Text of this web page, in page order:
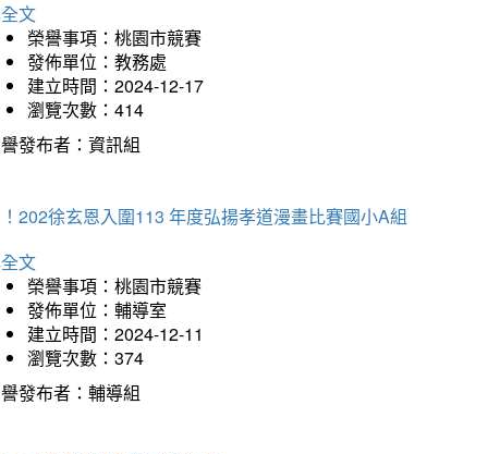
文
榮譽事項：桃園市競賽
發佈單位：教務處
建立時間：2024-12-17
瀏覽次數：414
發布者：資訊組
202徐玄恩入圍113 年度弘揚孝道漫畫比賽國小A組
文
榮譽事項：桃園市競賽
發佈單位：輔導室
建立時間：2024-12-11
瀏覽次數：374
發布者：輔導組